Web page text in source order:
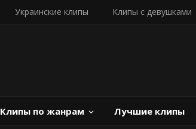
Украинские клипы Клипы с девушками
Клипы по жанрам Лучшие клипы